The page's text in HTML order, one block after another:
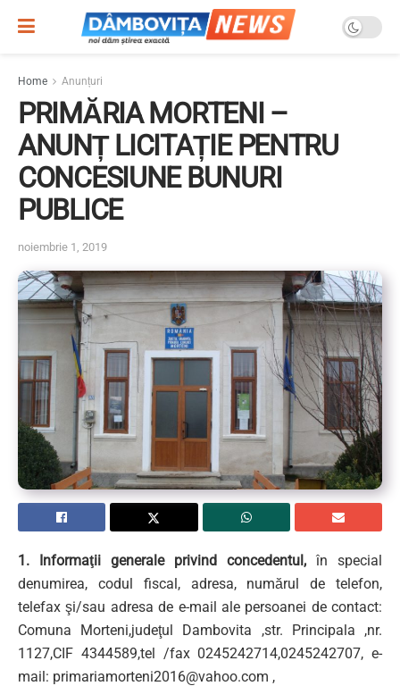
Home Anunțuri
PRIMĂRIA MORTENI –
ANUNȚ LICITAȚIE PENTRU
CONCESIUNE BUNURI
PUBLICE
noiembrie 1, 2019
1. Informaţii generale privind concedentul, în special
denumirea, codul fiscal, adresa, numărul de telefon,
telefax şi/sau adresa de e-mail ale persoanei de contact:
Comuna Morteni,judeţul Dambovita ,str. Principala ,nr.
1127,CIF 4344589,tel /fax 0245242714,0245242707, e-
mail: primariamorteni2016@vahoo.com ,